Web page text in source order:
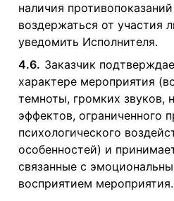
наличия
воздержаться от участия
уведомить Исполнителя.
4.6. Заказчик
характере мероприятия
темноты, громких звуков,
эффектов, ограниченного
психологического
особенностей) и
связанные с
восприятием мероприятия.